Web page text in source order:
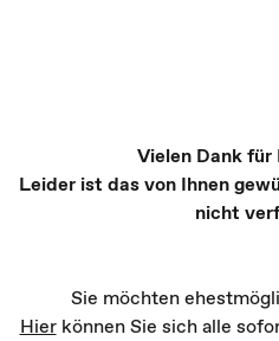
Vielen Dank für
Leider ist das von Ihnen
nicht
Sie möchten
Hier können Sie sich alle